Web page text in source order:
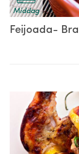
Middag
Feijoada-